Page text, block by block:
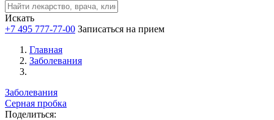
Искать
+7 495 777-77-00 Записаться на прием
Главная
Заболевания
Заболевания
Серная пробка
Поделиться: